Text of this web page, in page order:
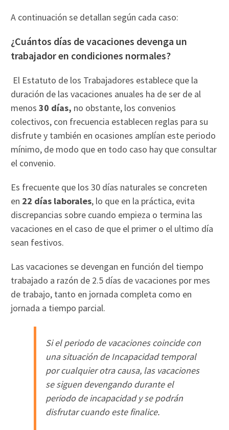
A continuación se detallan según cada caso:
¿Cuántos días de vacaciones devenga un
trabajador en condiciones normales?
El Estatuto de los Trabajadores establece que la
duración de las vacaciones anuales ha de ser de al
menos30 días, no obstante, los convenios
colectivos, con frecuencia establecen reglas para su
disfrute y también en ocasiones amplían este periodo
mínimo, de modo que en todo caso hay que consultar
el convenio.
Es frecuente que los 30 días naturales se concreten
en 22 días laborales, lo que en la práctica, evita
discrepancias sobre cuando empieza o termina las
vacaciones en el caso de que el primer o el ultimo día
sean festivos.
Las vacaciones se devengan en función del tiempo
trabajado a razón de 2.5 días de vacaciones por mes
de trabajo, tanto en jornada completa como en
jornada a tiempo parcial.
Si el periodo de vacaciones coincide con
una situación de Incapacidad temporal
por cualquier otra causa, las vacaciones
se siguen devengando durante el
periodo de incapacidad y se podrán
disfrutar cuando este finalice.